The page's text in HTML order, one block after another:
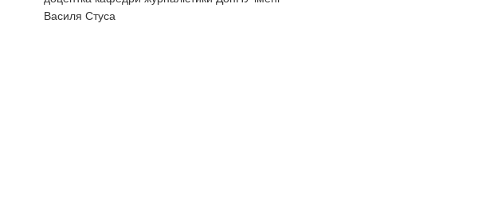
Василя Стуса